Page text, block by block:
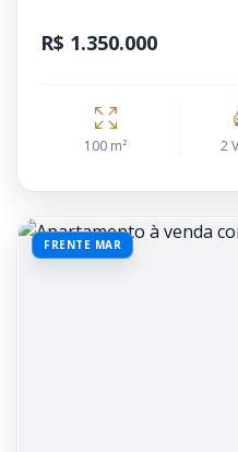
R$ 1.350.000
100 m² 2
FRENTE MAR